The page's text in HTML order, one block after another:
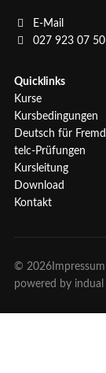
E-Mail
027 923 07 50
Quicklinks
Kurse
Kursbedingungen
Deutsch für
telc-Prüfungen
Kursleitung
Download
Kontakt
© 2026 Impressum
powered by indual